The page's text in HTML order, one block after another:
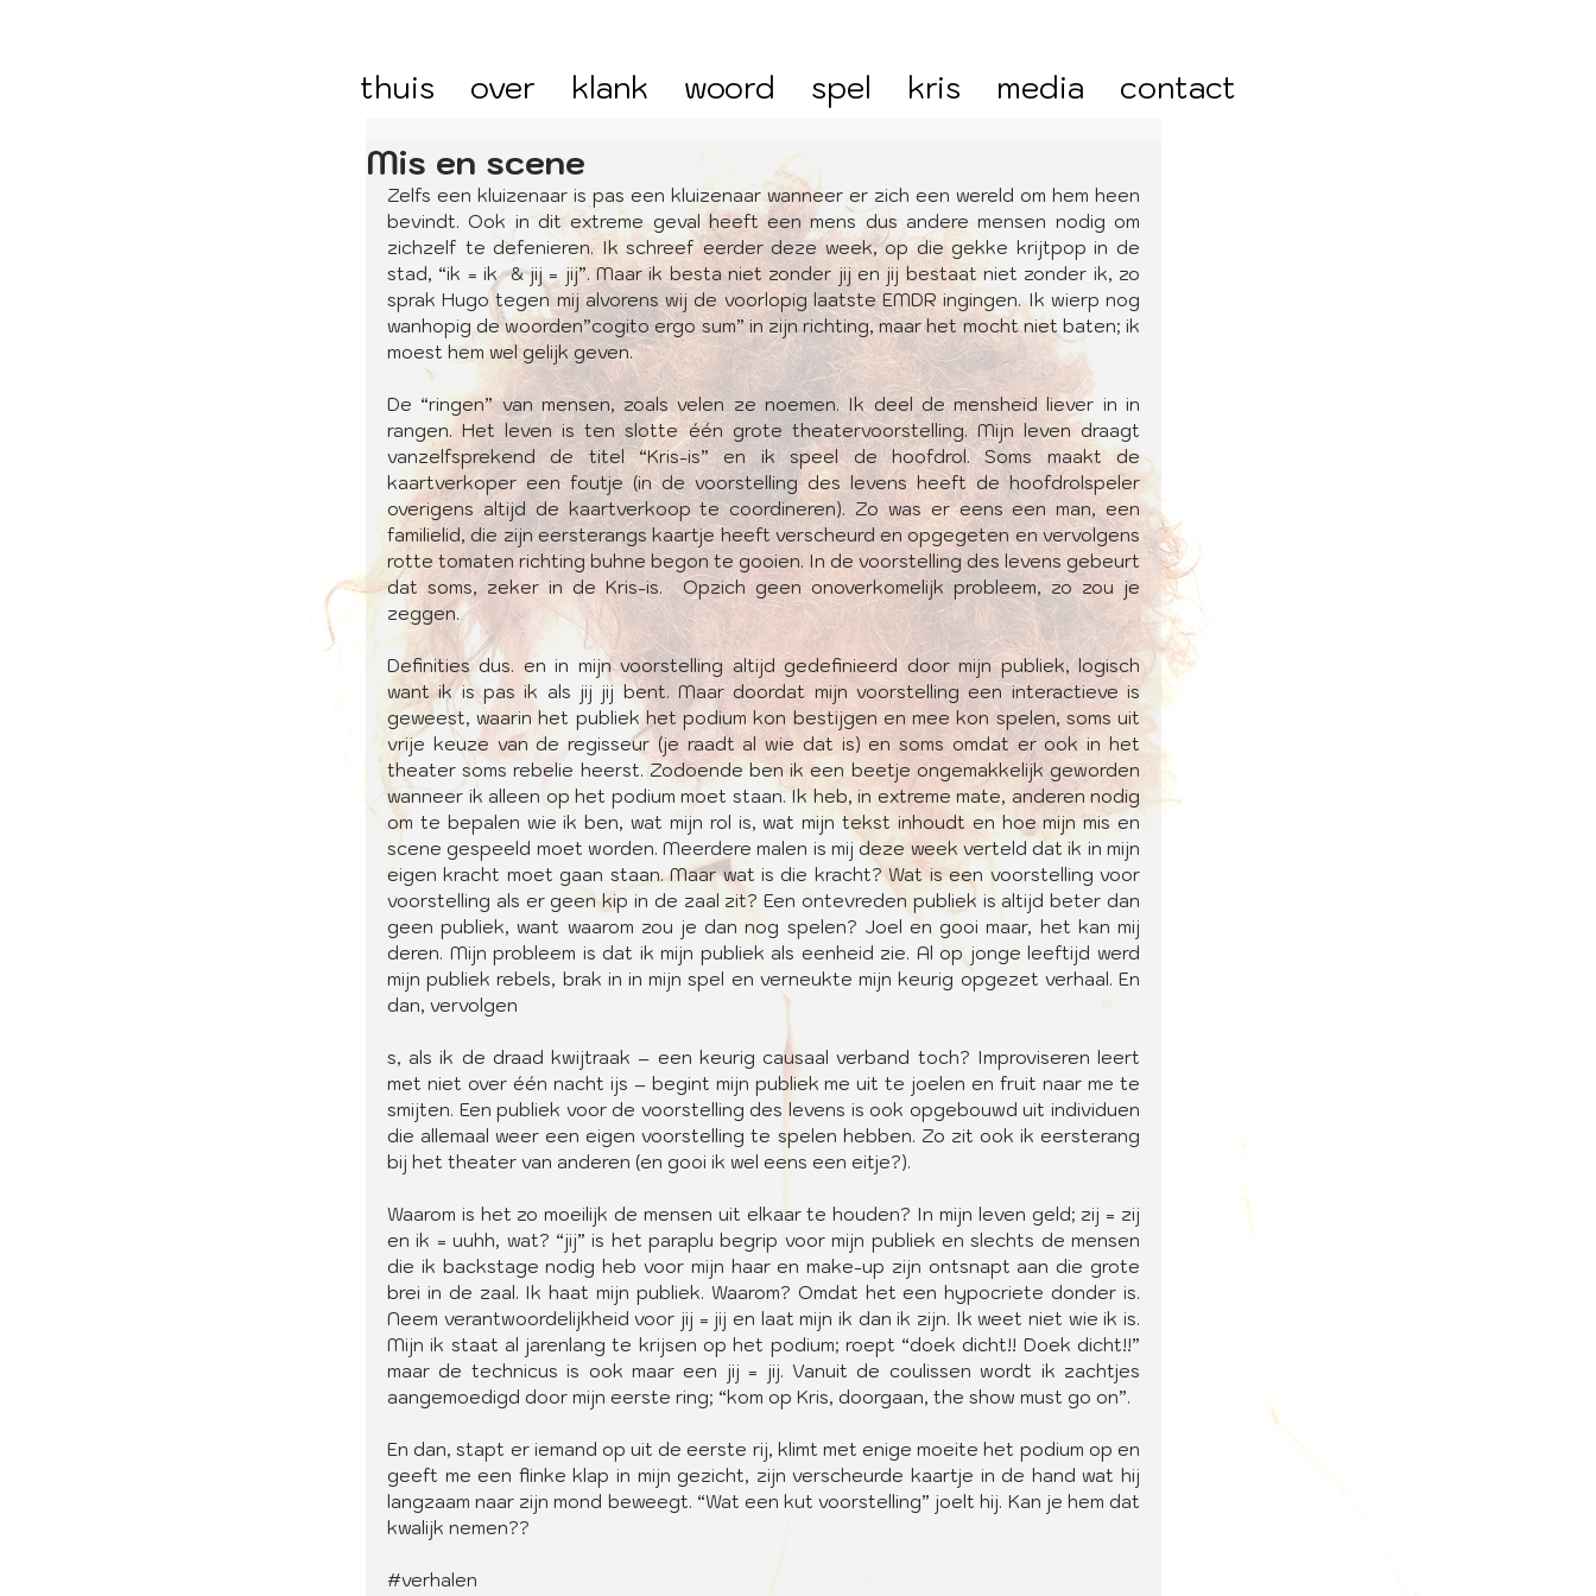
thuis over klank woord spel kris media contact
Mis en scene
Zelfs een kluizenaar is pas een kluizenaar wanneer er zich een wereld om hem heen
bevindt. Ook in dit extreme geval heeft een mens dus andere mensen nodig om
zichzelf te defenieren. Ik schreef eerder deze week, op die gekke krijtpop in de
stad, “ik = ik  & jij = jij”. Maar ik besta niet zonder jij en jij bestaat niet zonder ik, zo
sprak Hugo tegen mij alvorens wij de voorlopig laatste EMDR ingingen. Ik wierp nog
wanhopig de woorden”cogito ergo sum” in zijn richting, maar het mocht niet baten; ik
moest hem wel gelijk geven.
De “ringen” van mensen, zoals velen ze noemen. Ik deel de mensheid liever in in
rangen. Het leven is ten slotte één grote theatervoorstelling. Mijn leven draagt
vanzelfsprekend de titel “Kris-is” en ik speel de hoofdrol. Soms maakt de
kaartverkoper een foutje (in de voorstelling des levens heeft de hoofdrolspeler
overigens altijd de kaartverkoop te coordineren). Zo was er eens een man, een
familielid, die zijn eersterangs kaartje heeft verscheurd en opgegeten en vervolgens
rotte tomaten richting buhne begon te gooien. In de voorstelling des levens gebeurt
dat soms, zeker in de Kris-is.  Opzich geen onoverkomelijk probleem, zo zou je
zeggen.
Definities dus. en in mijn voorstelling altijd gedefinieerd door mijn publiek, logisch
want ik is pas ik als jij jij bent. Maar doordat mijn voorstelling een interactieve is
geweest, waarin het publiek het podium kon bestijgen en mee kon spelen, soms uit
vrije keuze van de regisseur (je raadt al wie dat is) en soms omdat er ook in het
theater soms rebelie heerst. Zodoende ben ik een beetje ongemakkelijk geworden
wanneer ik alleen op het podium moet staan. Ik heb, in extreme mate, anderen nodig
om te bepalen wie ik ben, wat mijn rol is, wat mijn tekst inhoudt en hoe mijn mis en
scene gespeeld moet worden. Meerdere malen is mij deze week verteld dat ik in mijn
eigen kracht moet gaan staan. Maar wat is die kracht? Wat is een voorstelling voor
voorstelling als er geen kip in de zaal zit? Een ontevreden publiek is altijd beter dan
geen publiek, want waarom zou je dan nog spelen? Joel en gooi maar, het kan mij
deren. Mijn probleem is dat ik mijn publiek als eenheid zie. Al op jonge leeftijd werd
mijn publiek rebels, brak in in mijn spel en verneukte mijn keurig opgezet verhaal. En
dan, vervolgen
s, als ik de draad kwijtraak – een keurig causaal verband toch? Improviseren leert
met niet over één nacht ijs – begint mijn publiek me uit te joelen en fruit naar me te
smijten. Een publiek voor de voorstelling des levens is ook opgebouwd uit individuen
die allemaal weer een eigen voorstelling te spelen hebben. Zo zit ook ik eersterang
bij het theater van anderen (en gooi ik wel eens een eitje?).
Waarom is het zo moeilijk de mensen uit elkaar te houden? In mijn leven geld; zij = zij
en ik = uuhh, wat? “jij” is het paraplu begrip voor mijn publiek en slechts de mensen
die ik backstage nodig heb voor mijn haar en make-up zijn ontsnapt aan die grote
brei in de zaal. Ik haat mijn publiek. Waarom? Omdat het een hypocriete donder is.
Neem verantwoordelijkheid voor jij = jij en laat mijn ik dan ik zijn. Ik weet niet wie ik is.
Mijn ik staat al jarenlang te krijsen op het podium; roept “doek dicht!! Doek dicht!!”
maar de technicus is ook maar een jij = jij. Vanuit de coulissen wordt ik zachtjes
aangemoedigd door mijn eerste ring; “kom op Kris, doorgaan, the show must go on”.
En dan, stapt er iemand op uit de eerste rij, klimt met enige moeite het podium op en
geeft me een flinke klap in mijn gezicht, zijn verscheurde kaartje in de hand wat hij
langzaam naar zijn mond beweegt. “Wat een kut voorstelling” joelt hij. Kan je hem dat
kwalijk nemen??
#verhalen